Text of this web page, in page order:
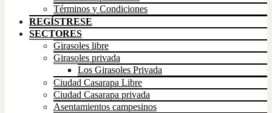
Términos y Condiciones
REGÍSTRESE
SECTORES
Girasoles libre
Girasoles privada
Los Girasoles Privada
Ciudad Casarapa Libre
Ciudad Casarapa privada
Asentamientos campesinos